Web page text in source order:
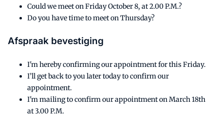
Could we meet on Friday October 8, at 2.00 P.M.?
Do you have time to meet on Thursday?
Afspraak bevestiging
I'm hereby confirming our appointment for this Friday.
I’ll get back to you later today to confirm our
appointment.
I'm mailing to confirm our appointment on March 18th
at 3.00 P.M.